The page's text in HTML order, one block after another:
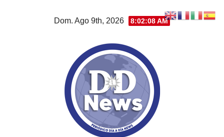
Dom. Ago 9th, 2026 8:02:08 AM